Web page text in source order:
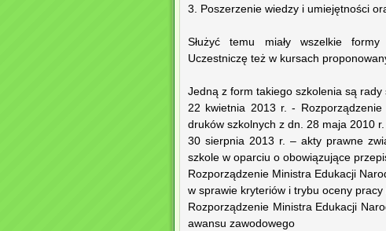
3. Poszerzenie wiedzy i umiejętności
Służyć temu miały wszelkie formy
Uczestniczę też w kursach
Jedną z form takiego szkolenia są rady
22 kwietnia 2013 r. -
druków szkolnych z dn. 28 maja 2010
30 sierpnia 2013 r. – akty prawne
szkole w oparciu o obowiązujące
Rozporządzenie Ministra Edukacji
w sprawie kryteriów i trybu oceny pracy
Rozporządzenie Ministra Edukacji
awansu zawodowego